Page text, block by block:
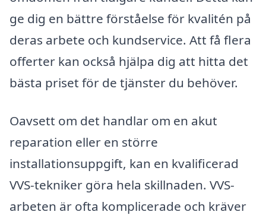
ge dig en bättre förståelse för kvalitén på
deras arbete och kundservice. Att få flera
offerter kan också hjälpa dig att hitta det
bästa priset för de tjänster du behöver.
Oavsett om det handlar om en akut
reparation eller en större
installationsuppgift, kan en kvalificerad
VVS-tekniker göra hela skillnaden. VVS-
arbeten är ofta komplicerade och kräver